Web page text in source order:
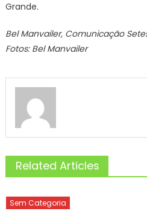
Grande.
Bel Manvailer, Comunicação
Fotos: Bel Manvailer
Related Articles
Sem Categoria